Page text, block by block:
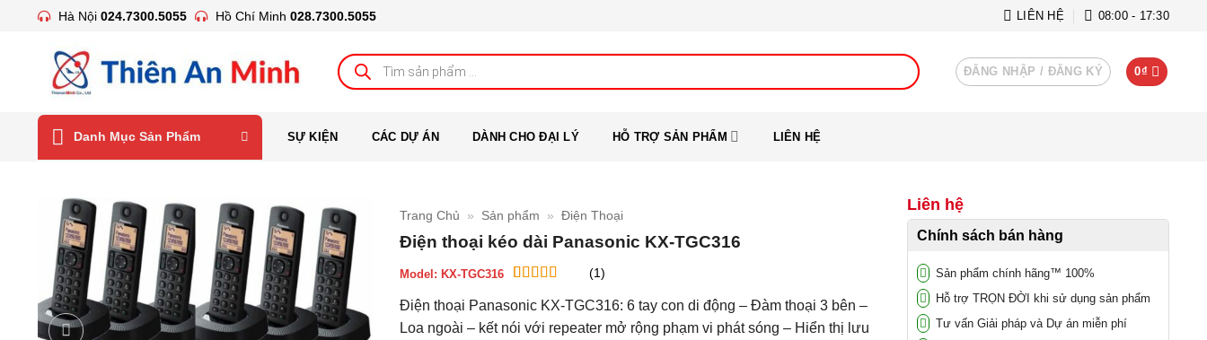
Hà Nội 024.7300.5055 Hồ Chí Minh 028.7300.5055 LIÊN HỆ 08:00 - 17:30
Tìm
kiếm
sản
phẩm
ĐĂNG NHẬP / ĐĂNG KÝ 0₫
Danh Mục Sản Phẩm SỰ KIỆN CÁC DỰ ÁN DÀNH CHO ĐẠI LÝ HỖ TRỢ SẢN PHẨM LIÊN HỆ
Trang Chủ » Sản phẩm » Điện Thoại
Điện thoại kéo dài Panasonic KX-TGC316
Model: KX-TGC316
trên đánh
giá
(1)
Điện thoại Panasonic KX-TGC316: 6 tay con di động – Đàm thoại 3 bên –
Loa ngoài – kết nói với repeater mở rộng phạm vi phát sóng – Hiển thị lưu
Liên hệ
Chính sách bán hàng
Sản phẩm chính hãng™ 100%
Hỗ trợ TRỌN ĐỜI khi sử dụng sản phẩm
Tư vấn Giải pháp và Dự án miễn phí